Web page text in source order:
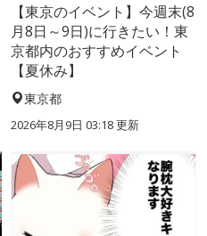
【東京のイベント】今週末(8
月8日～9日)に行きたい！東
京都内のおすすめイベント
【夏休み】
東京都
2026年8月9日 03:18更新